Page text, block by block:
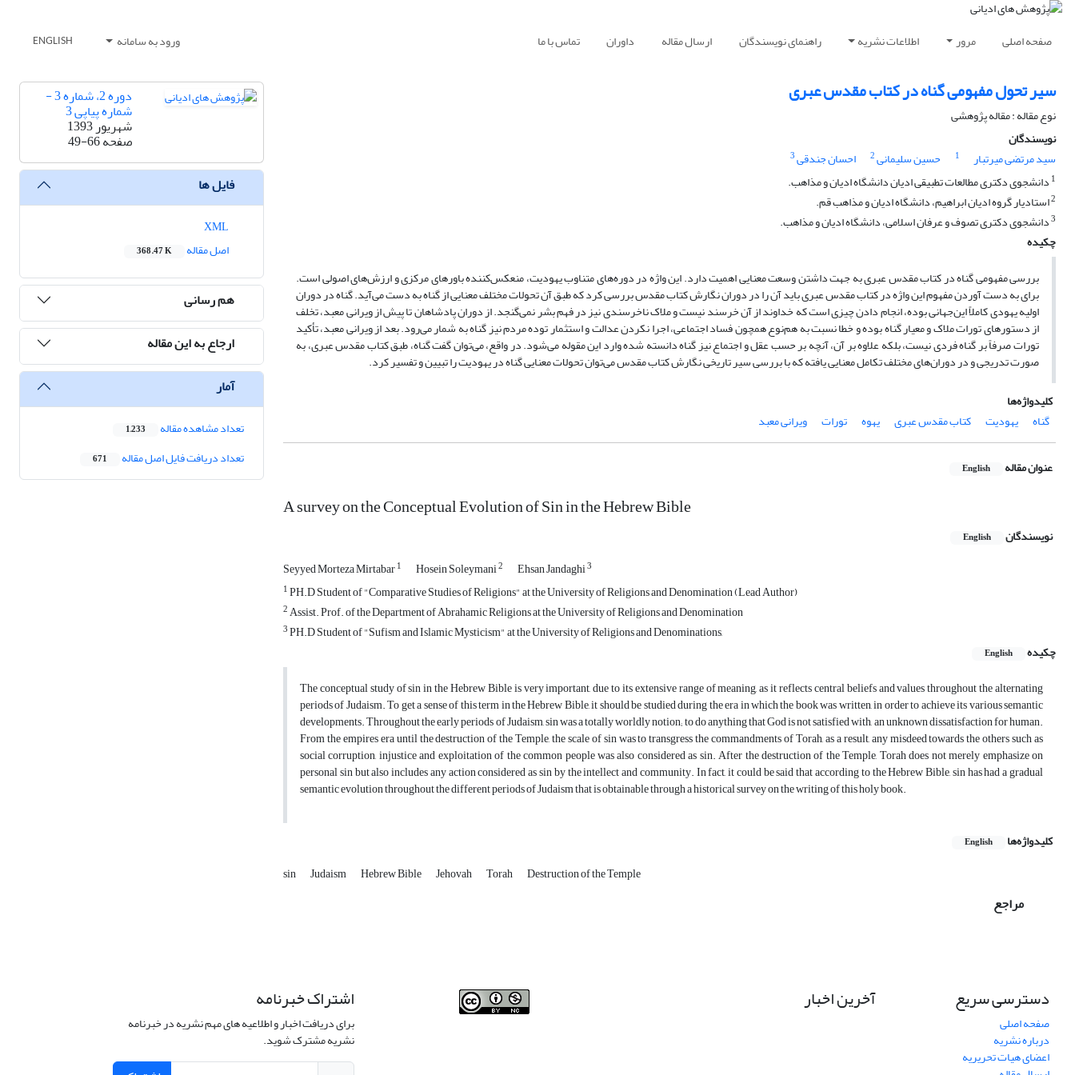
صفحه اصلی مرور اطلاعات نشریه راهنمای نویسندگان ارسال مقاله داوران تماس با ما ورود به سامانه ENGLISH
سیر تحول مفهومی گناه در کتاب مقدس عبری
نوع مقاله : مقاله پژوهشی
نویسندگان
سید مرتضی میرتبار
1 حسین سلیمانی2 احسان جندقی3
1 دانشجوی دکتری مطالعات تطبیقی ادیان دانشگاه ادیان و مذاهب.
2استادیار گروه ادیان ابراهیم، دانشگاه ادیان و مذاهب قم.
3دانشجوی دکتری تصوف و عرفان اسلامی، دانشگاه ادیان و مذاهب.
چکیده
بررسی مفهومی گناه در کتاب مقدس عبری به جهت داشتن وسعت معنایی اهمیت دارد. این واژه در دوره‌های متناوب یهودیت، منعکس‌کننده باورهای مرکزی و ارزش‌های اصولی است.
برای به دست آوردن مفهوم این واژه در کتاب مقدس عبری باید آن را در دوران نگارش کتاب مقدس بررسی کرد که طبق آن تحولات مختلف معنایی از گناه به دست می‌آید. گناه در دوران
اولیه یهودی کاملاً این‌جهانی بوده، انجام دادن چیزی است که خداوند از آن خرسند نیست و ملاک ناخرسندی نیز در فهم بشر نمی‌گنجد. از دوران پادشاهان تا پیش از ویرانی معبد، تخلف
از دستورهای تورات ملاک و معیار گناه بوده و خطا نسبت به هم‌نوع همچون فساد اجتماعی، اجرا نکردن عدالت و استثمار توده مردم نیز گناه به شمار می‌رود. بعد از ویرانی معبد، تأکید
تورات صرفاً بر گناه فردی نیست، بلکه علاوه بر آن، آنچه بر حسب عقل و اجتماع نیز گناه دانسته شده وارد این مقوله می‌شود. در واقع، می‌توان گفت گناه، طبق کتاب مقدس عبری، به
صورت تدریجی و در دوران‌های مختلف تکامل معنایی یافته که با بررسی سیر تاریخی نگارش کتاب مقدس می‌توان تحولات معنایی گناه در یهودیت را تبیین و تفسیر کرد.
کلیدواژه‌ها
گناه
یهودیت کتاب مقدس عبری یهوه تورات ویرانی معبد
عنوان مقاله English
A survey on the Conceptual Evolution of Sin in the Hebrew Bible
نویسندگان English
Seyyed Morteza Mirtabar1 Hosein Soleymani2 Ehsan Jandaghi3
1PH.D Student of "Comparative Studies of Religions" at the University of Religions and Denomination (Lead Author)
2Assist. Prof. of the Department of Abrahamic Religions at the University of Religions and Denomination
3PH.D Student of "Sufism and Islamic Mysticism" at the University of Religions and Denominations,
چکیده
English
The conceptual study of sin in the Hebrew Bible is very important, due to its extensive range of meaning, as it reflects central beliefs and values throughout the alternating
periods of Judaism. To get a sense of this term in the Hebrew Bible, it should be studied during the era in which the book was written, in order to achieve its various semantic
developments. Throughout the early periods of Judaism, sin was a totally worldly notion; to do anything that God is not satisfied with, an unknown dissatisfaction for human.
From the empires era until the destruction of the Temple, the scale of sin was to transgress the commandments of Torah, as a result, any misdeed towards the others such as
social corruption, injustice and exploitation of the common people was also considered as sin. After the destruction of the Temple, Torah does not merely emphasize on
personal sin but also includes any action considered as sin by the intellect and community. In fact, it could be said that according to the Hebrew Bible, sin has had a gradual
semantic evolution throughout the different periods of Judaism that is obtainable through a historical survey on the writing of this holy book.
کلیدواژه‌ها English
sin Judaism Hebrew Bible Jehovah Torah Destruction of the Temple
مراجع
دوره 2، شماره 3 -
شماره پیاپی 3
شهریور 1393
صفحه49-66
فایل ها
اصل مقاله
368.47 K
هم رسانی
ارجاع به این مقاله
آمار
تعداد مشاهده مقاله 1,233
تعداد دریافت فایل اصل مقاله 671
دسترسی سریع
صفحه اصلی
درباره نشریه
اعضای هیات تحریریه
آخرین اخبار اشتراک خبرنامه
برای دریافت اخبار و اطلاعیه های مهم نشریه در خبرنامه
نشریه مشترک شوید.